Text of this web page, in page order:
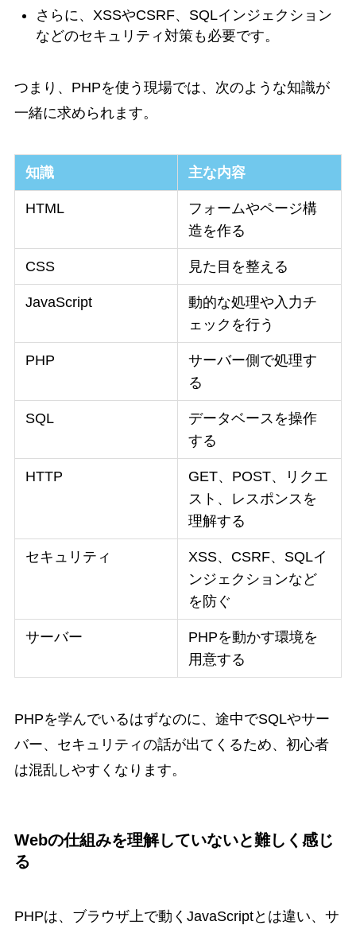
さらに、XSSやCSRF、SQLインジェクション
などのセキュリティ対策も必要です。
つまり、PHPを使う現場では、次のような知識が
一緒に求められます。
知識 主な内容
HTML
フォームやページ構
造を作る
CSS 見た目を整える
JavaScript
動的な処理や入力チ
ェックを行う
PHP
サーバー側で処理す
る
SQL
データベースを操作
する
HTTP
GET、POST、リクエ
スト、レスポンスを
理解する
セキュリティ
XSS、CSRF、SQLイ
ンジェクションなど
を防ぐ
サーバー
PHPを動かす環境を
用意する
PHPを学んでいるはずなのに、途中でSQLやサー
バー、セキュリティの話が出てくるため、初心者
は混乱しやすくなります。
Webの仕組みを理解していないと難しく感じ
る
PHPは、ブラウザ上で動くJavaScriptとは違い、サ